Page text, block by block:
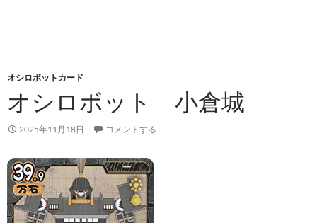
オシロボットカード
オシロボット 小倉城
2025年11月18日 コメントする